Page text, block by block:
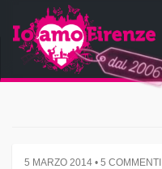
5 MARZO 2014 • 5 COMMENTI